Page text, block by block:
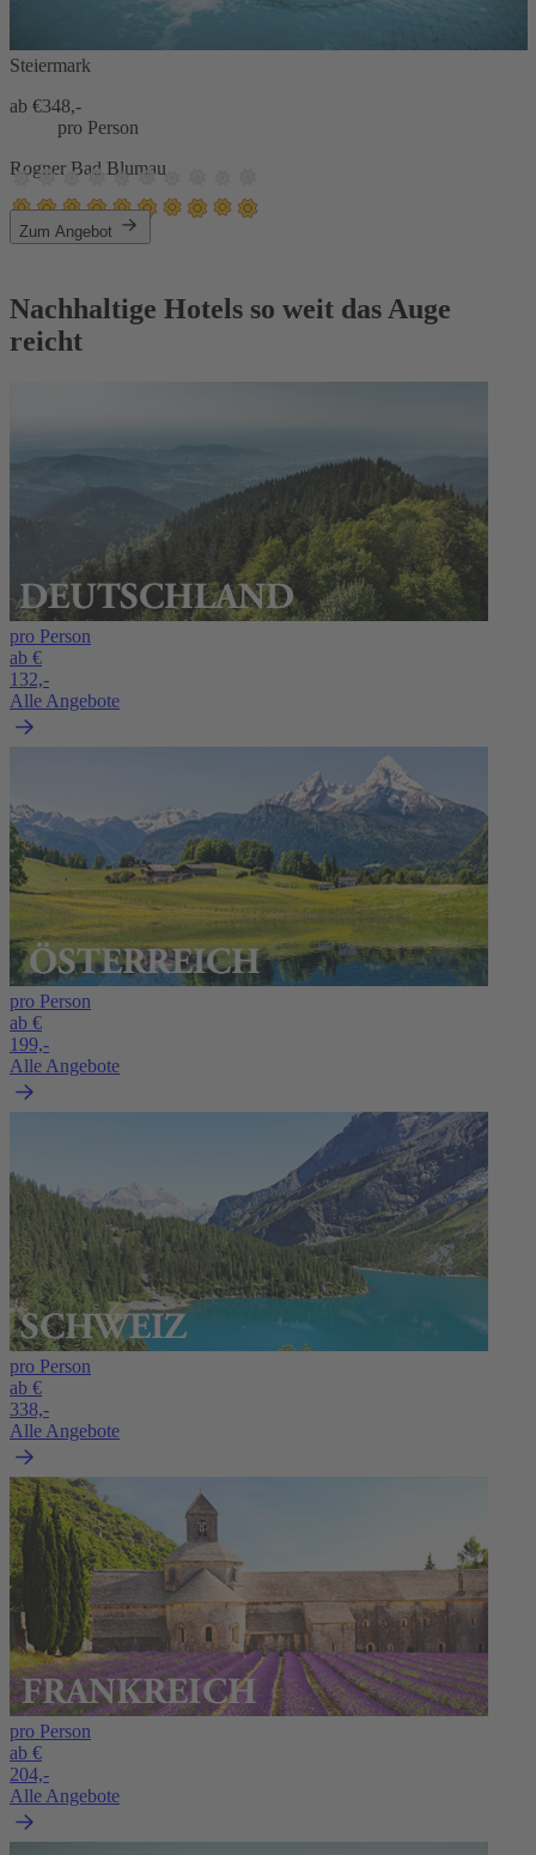
Steiermark
ab €348,-
pro Person
Rogner Bad Blumau
Zum Angebot
Nachhaltige Hotels so weit das Auge
reicht
pro Person
ab €
132,-
Alle Angebote
pro Person
ab €
199,-
Alle Angebote
pro Person
ab €
338,-
Alle Angebote
pro Person
ab €
204,-
Alle Angebote